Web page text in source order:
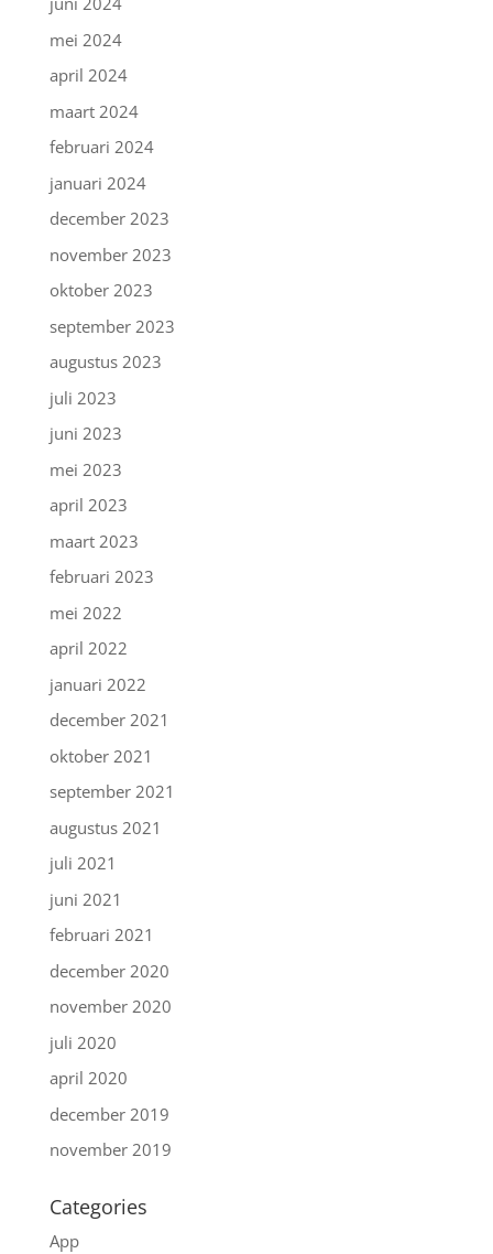
mei 2024
april 2024
maart 2024
februari 2024
januari 2024
december 2023
november 2023
oktober 2023
september 2023
augustus 2023
juli 2023
juni 2023
mei 2023
april 2023
maart 2023
februari 2023
mei 2022
april 2022
januari 2022
december 2021
oktober 2021
september 2021
augustus 2021
juli 2021
juni 2021
februari 2021
december 2020
november 2020
juli 2020
april 2020
december 2019
november 2019
Categories
App